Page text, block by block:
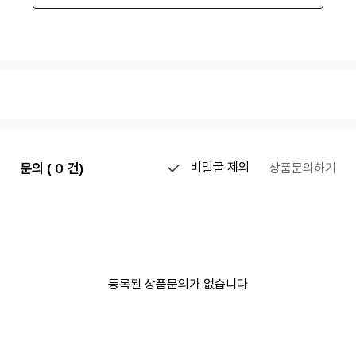
문의 ( 0 건) 비밀글 제외 상품문의하기
등록된 상품문의가 없습니다